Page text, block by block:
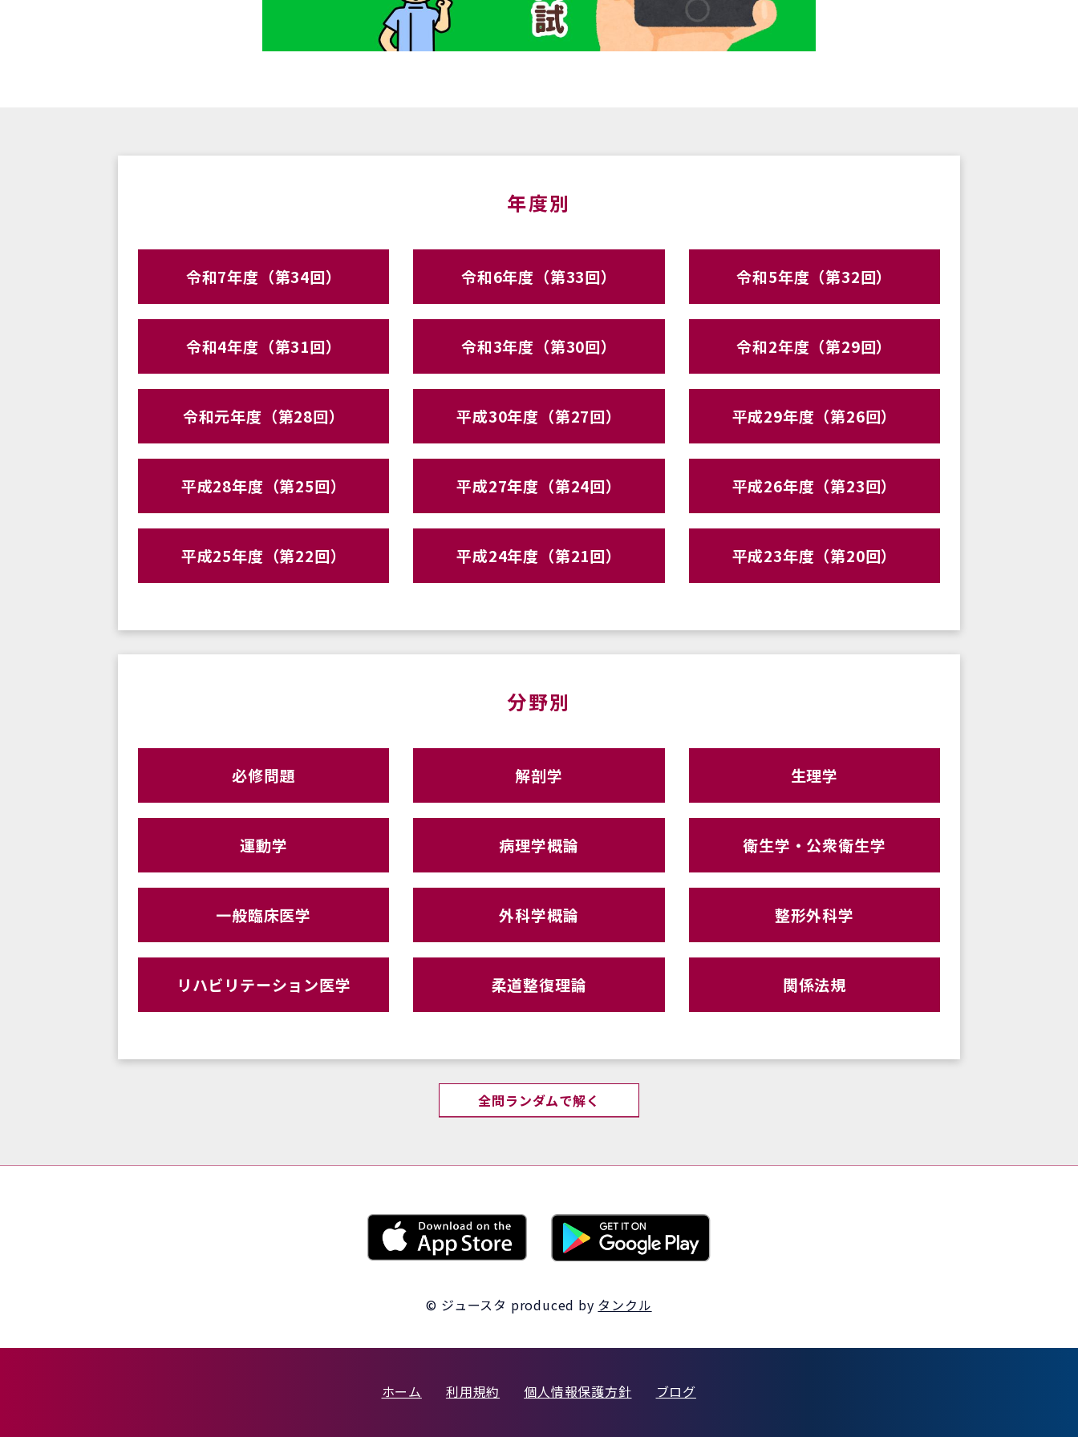
年度別
令和7年度（第34回） 令和6年度（第33回） 令和5年度（第32回）
令和4年度（第31回） 令和3年度（第30回） 令和2年度（第29回）
令和元年度（第28回） 平成30年度（第27回） 平成29年度（第26回）
平成28年度（第25回） 平成27年度（第24回） 平成26年度（第23回）
平成25年度（第22回） 平成24年度（第21回） 平成23年度（第20回）
分野別
必修問題 解剖学 生理学
運動学 病理学概論 衛生学・公衆衛生学
一般臨床医学 外科学概論 整形外科学
リハビリテーション医学 柔道整復理論 関係法規
全問ランダムで解く
© ジュースタ produced by タンクル
ホーム 利用規約 個人情報保護方針 ブログ